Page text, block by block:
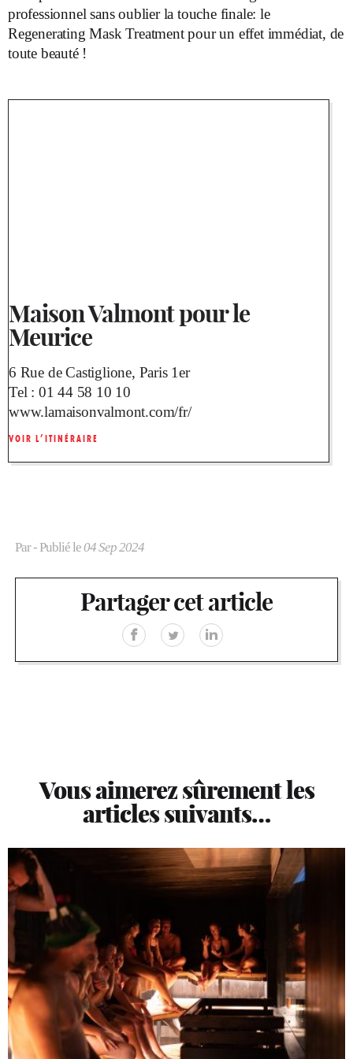
professionnel sans oublier la touche finale: le
Regenerating Mask Treatment pour un effet immédiat, de
toute beauté !
Maison Valmont pour le
Meurice
6 Rue de Castiglione, Paris 1er
Tel : 01 44 58 10 10
www.lamaisonvalmont.com/fr/
VOIR L’ITINÉRAIRE
Par- Publié le04 Sep 2024
Partager cet article
Vous aimerez sûrement les
articles suivants…